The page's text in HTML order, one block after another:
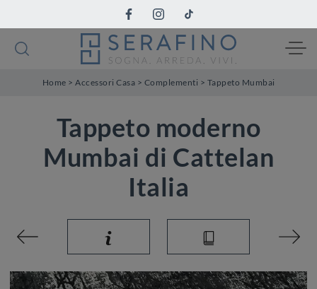
Home > Accessori Casa > Complementi > Tappeto Mumbai
Tappeto moderno
Mumbai di Cattelan
Italia